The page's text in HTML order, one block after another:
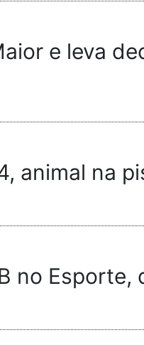
e leva
animal na
no Esporte,